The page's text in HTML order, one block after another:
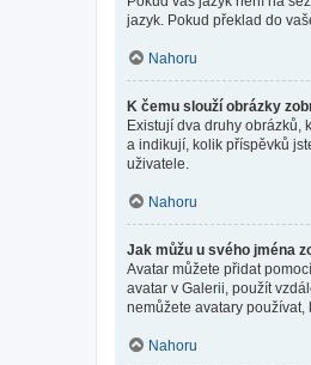
jazyk. Pokud překlad do
Nahoru
K čemu slouží obrázky
Existují dva druhy obrázků,
a indikují, kolik příspěvků
uživatele.
Nahoru
Jak můžu u svého jména
Avatar můžete přidat
avatar v Galerii, použít
nemůžete avatary používat,
Nahoru